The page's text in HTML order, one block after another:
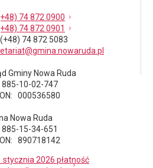
74 872 0900
74 872 0901
(+48) 74 872 5083
Gminy Nowa Ruda
885-10-02-747
000536580
Nowa Ruda
885-15-34-651
890718142
stycznia 2026 płatność